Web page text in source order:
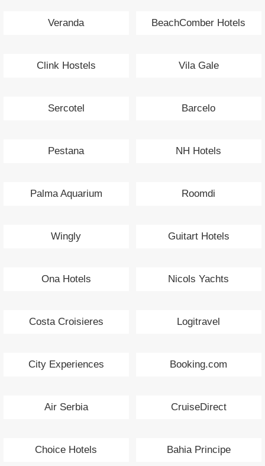
Veranda BeachComber Hotels
Clink Hostels Vila Gale
Sercotel Barcelo
Pestana NH Hotels
Palma Aquarium Roomdi
Wingly Guitart Hotels
Ona Hotels Nicols Yachts
Costa Croisieres Logitravel
City Experiences Booking.com
Air Serbia CruiseDirect
Choice Hotels Bahia Principe